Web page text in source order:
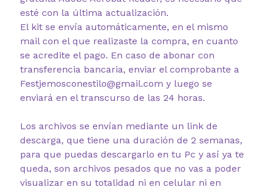
esté con la última actualización.
El kit se envía automáticamente, en el mismo
mail con el que realizaste la compra, en cuanto
se acredite el pago. En caso de abonar con
transferencia bancaria, enviar el comprobante a
Festjemosconestilo@gmail.com y luego se
enviará en el transcurso de las 24 horas.
Los archivos se envían mediante un link de
descarga, que tiene una duración de 2 semanas,
para que puedas descargarlo en tu Pc y así ya te
queda, son archivos pesados que no vas a poder
visualizar en su totalidad ni en celular ni en